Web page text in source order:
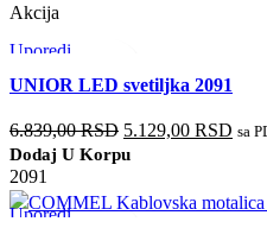
Akcija
Uporedi
Brzi pregled
UNIOR LED svetiljka 2091
6.839,00RSD 5.129,00 RSD sa
Dodaj U Korpu
2091
Uporedi